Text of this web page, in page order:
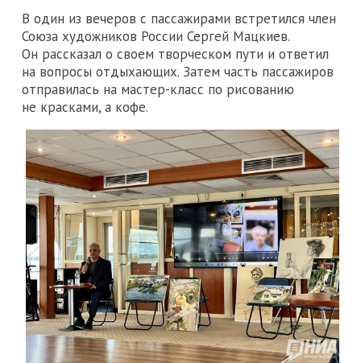
В один из вечеров с пассажирами встретился член
Союза художников России Сергей Мацкиев.
Он рассказал о своем творческом пути и ответил
на вопросы отдыхающих. Затем часть пассажиров
отправилась на мастер-класс по рисованию
не красками, а кофе.